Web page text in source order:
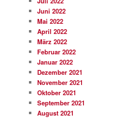
Juni 2022
Mai 2022
April 2022
März 2022
Februar 2022
Januar 2022
Dezember 2021
November 2021
Oktober 2021
September 2021
August 2021